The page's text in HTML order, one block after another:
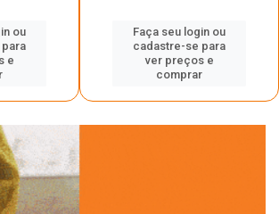
ou
e
Faça seu login ou
cadastre-se para
ver preços e
comprar